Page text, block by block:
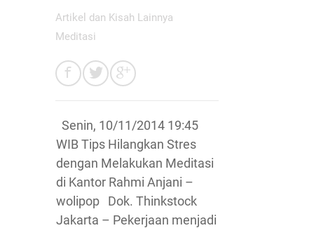
Artikel dan Kisah Lainnya
Meditasi
Senin, 10/11/2014 19:45
WIB Tips Hilangkan Stres
dengan Melakukan Meditasi
di Kantor Rahmi Anjani –
wolipop Dok. Thinkstock
Jakarta – Pekerjaan menjadi